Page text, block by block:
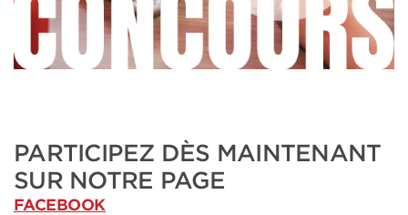
PARTICIPEZ DÈS MAINTENANT
SUR NOTRE PAGE
FACEBOOK